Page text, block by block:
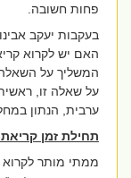
פחות חשובה.
בעקבות יעקב
האם יש לקרוא
המשליך על השאלה
על שאלה זו, ראשית
ערבית, הנתון
תחילת זמן קריאת
ממתי מותר לקרוא